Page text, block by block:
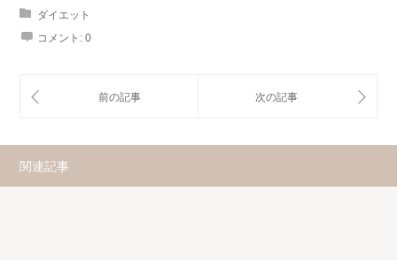
ダイエット
コメント: 0
関連記事